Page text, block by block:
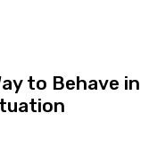
to Behave in